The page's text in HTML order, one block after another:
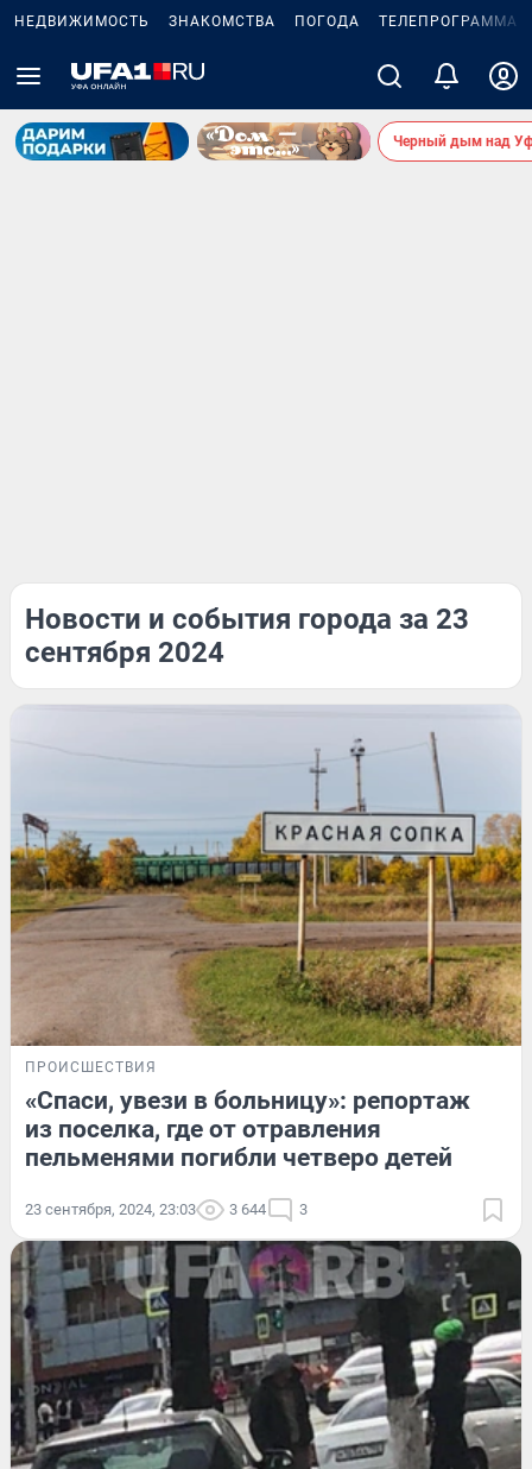
НЕДВИЖИМОСТЬ ЗНАКОМСТВА ПОГОДА ТЕЛЕПРОГРАММА
Черный дым над
Новости и события города за 23
сентября 2024
ПРОИСШЕСТВИЯ
«Спаси, увези в больницу»: репортаж
из поселка, где от отравления
пельменями погибли четверо детей
23 сентября, 2024, 23:03 3 644 3